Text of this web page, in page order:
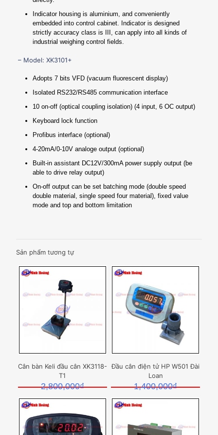
Indicator housing is aluminium, and conveniently
embedded into control cabinet. Indicator is designed
strictly accuracy class is III, can apply into all kinds of
industrial weighing control fields.
– Model: XK3101+
Adopts 7 bits VFD (vacuum fluorescent display)
Isolated RS232/RS485 communication interface
10 on-off (optical coupling isolation) (4 input, 6 OC output)
Keyboard lock function
Profibus interface (optional)
4-20mA/0-10V analoge output (optional)
Built-in assistant DC12V/300mA power supply output (be
able to drive relay output)
On-off output can be set batching mode (double speed
double material, single speed four material), fixed value
mode and top and bottom limitation
Sản phẩm tương tự
Cân bàn Keli đầu cân XK3118-
T1
2,800,000₫
Đầu cân điện tử HP W501 Đài
Loan
1,400,000₫